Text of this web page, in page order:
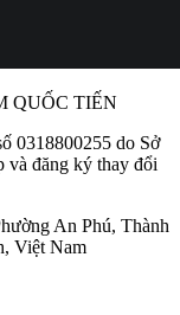
trẻ em được sạch
áo jeans.
QUỐC TIẾN
0318800255 do Sở
và đăng ký thay đổi
An Phú, Thành
Việt Nam